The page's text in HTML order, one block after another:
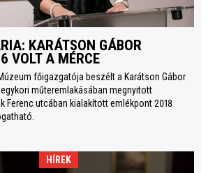
KARÁTSON GÁBOR
VOLT A MÉRCE
főigazgatója beszélt a Karátson Gábor
műteremlakásában megnyitott
Ferenc utcában kialakított emlékpont 2018
HÍREK